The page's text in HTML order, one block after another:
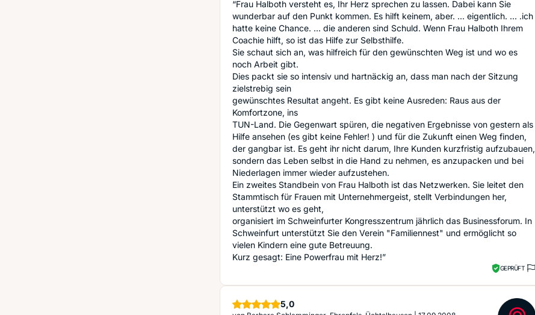
“Frau Halboth versteht es, Ihr Herz sprechen zu lassen. Dabei kann Sie
wunderbar auf den Punkt kommen. Es hilft keinem, aber. ... eigentlich. ... .ich
hatte keine Chance. ... die anderen sind Schuld. Wenn Frau Halboth Ihrem
Coachie hilft, so ist das Hilfe zur Selbsthilfe.
Sie schaut sich an, was hilfreich für den gewünschten Weg ist und wo es
noch Arbeit gibt.
Dies packt sie so intensiv und hartnäckig an, dass man nach der Sitzung
zielstrebig sein
gewünschtes Resultat angeht. Es gibt keine Ausreden: Raus aus der
Komfortzone, ins
TUN-Land. Die Gegenwart spüren, die negativen Ergebnisse von gestern als
Hilfe ansehen (es gibt keine Fehler! ) und für die Zukunft einen Weg finden,
der gangbar ist. Es geht ihr nicht darum, Ihre Kunden kurzfristig aufzubauen,
sondern das Leben selbst in die Hand zu nehmen, es anzupacken und bei
Niederlagen immer wieder aufzustehen.
Ein zweites Standbein von Frau Halboth ist das Netzwerken. Sie leitet den
Stammtisch für Frauen mit Unternehmergeist, stellt Verbindungen her,
unterstützt wo es geht,
organisiert im Schweinfurter Kongresszentrum jährlich das Businessforum. In
Schweinfurt unterstützt Sie den Verein "Familiennest" und ermöglicht so
vielen Kindern eine gute Betreuung.
Kurz gesagt: Eine Powerfrau mit Herz!”
GEPRÜFT
5,0Sterne